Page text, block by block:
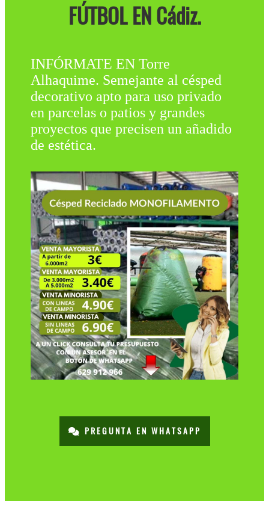
FÚTBOL EN Cádiz.
INFÓRMATE EN Torre
Alhaquime. Semejante al césped
decorativo apto para uso privado
en parcelas o patios y grandes
proyectos que precisen un añadido
de estética.
PREGUNTA EN WHATSAPP